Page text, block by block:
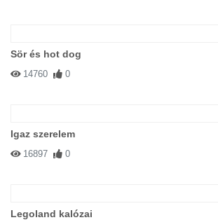
Sör és hot dog
14760 0
Igaz szerelem
16897 0
Legoland kalózai